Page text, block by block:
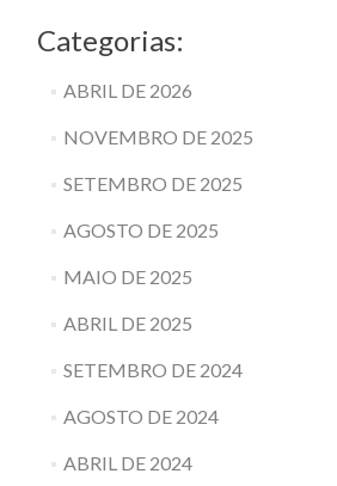
Categorias:
ABRIL DE 2026
NOVEMBRO DE 2025
SETEMBRO DE 2025
AGOSTO DE 2025
MAIO DE 2025
ABRIL DE 2025
SETEMBRO DE 2024
AGOSTO DE 2024
ABRIL DE 2024